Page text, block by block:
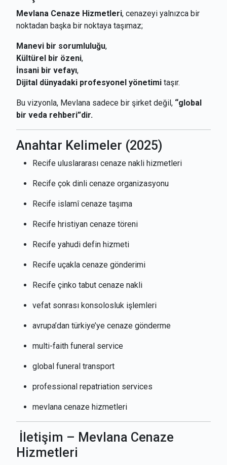
Mevlana Cenaze Hizmetleri, cenazeyi yalnızca bir
noktadan başka bir noktaya taşımaz;
Manevi bir sorumluluğu,
Kültürel bir özeni,
İnsani bir vefayı,
Dijital dünyadaki profesyonel yönetimi taşır.
Bu vizyonla, Mevlana sadece bir şirket değil, “global
bir veda rehberi”dir.
Anahtar Kelimeler (2025)
Recife uluslararası cenaze nakli hizmetleri
Recife çok dinli cenaze organizasyonu
Recife islamî cenaze taşıma
Recife hristiyan cenaze töreni
Recife yahudi defin hizmeti
Recife uçakla cenaze gönderimi
Recife çinko tabut cenaze nakli
vefat sonrası konsolosluk işlemleri
avrupa’dan türkiye’ye cenaze gönderme
multi-faith funeral service
global funeral transport
professional repatriation services
mevlana cenaze hizmetleri
İletişim – Mevlana Cenaze
Hizmetleri